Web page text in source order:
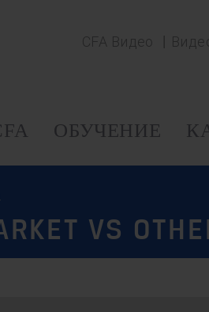
CFA Видео
ОБУЧЕНИЕ
VS